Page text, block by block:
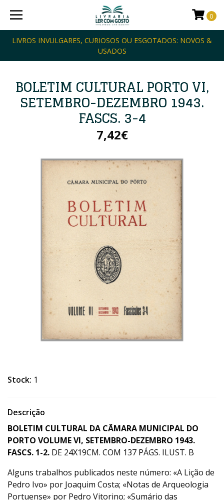
LIVROS INVULGARES, CURIOSOS OU ESGOTADOS: NOVOS &
USADOS
0
BOLETIM CULTURAL PORTO VI,
SETEMBRO-DEZEMBRO 1943.
FASCS. 3-4
7,42€
Stock: 1
Descrição
BOLETIM CULTURAL DA CÂMARA MUNICIPAL DO
PORTO VOLUME VI, SETEMBRO-DEZEMBRO 1943.
FASCS. 1-2. DE 24X19CM. COM 137 PÁGS. ILUST. B
Alguns trabalhos publicados neste número: «A Lição de
Pedro Ivo» por Joaquim Costa; «Notas de Arqueologia
Portuense» por Pedro Vitorino; «Sumário das